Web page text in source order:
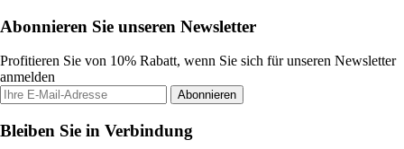
Abonnieren Sie unseren Newsletter
Profitieren Sie von 10% Rabatt, wenn Sie sich für unseren Newsletter
anmelden
Abonnieren
Bleiben Sie in Verbindung